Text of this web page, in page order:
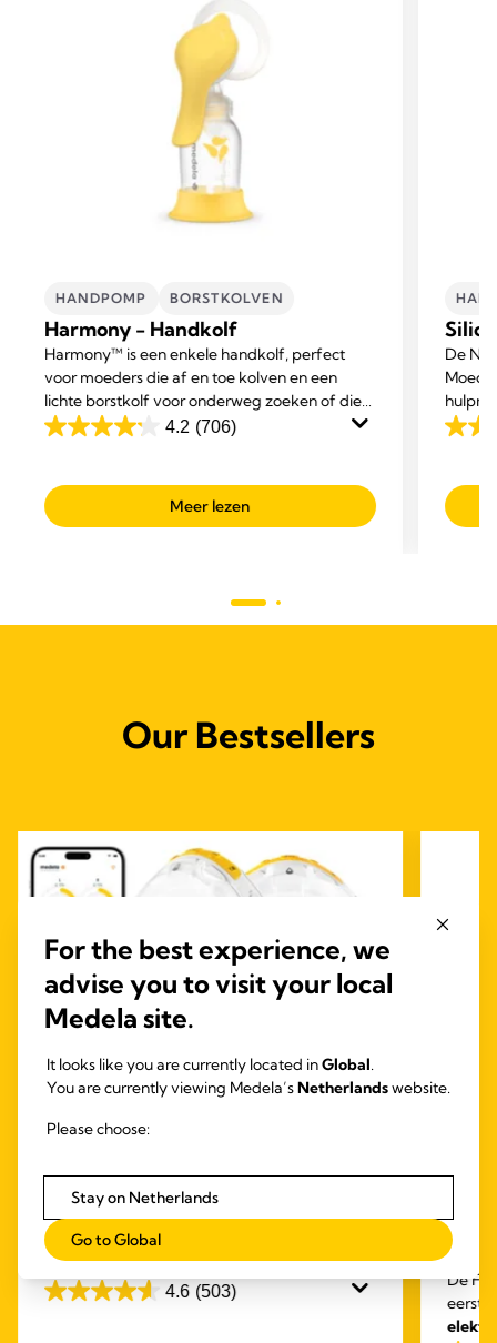
HANDPOMP BORSTKOLVEN
Harmony - Handkolf
Harmony™ is een enkele handkolf, perfect
voor moeders die af en toe kolven en een
lichte borstkolf voor onderweg zoeken of die
een back-up voor hun elektrische borstkolf
4.2 (706)
4.2
de
5
Meer lezen
De
geven
4.6
de
5
Our Bestsellers
Magic InBra™
Medela Magic InBra: De aangename,
draagbare borstkolf voor ongeëvenaarde
prestaties
4.6 (503)
4.6
De
eerste
For the best experience, we
advise you to visit your local
Medela site.
It looks like you are currently located inGlobal.
You are currently viewing Medela’sNetherlandswebsite.
Please choose:
Stay on Netherlands
Go to Global